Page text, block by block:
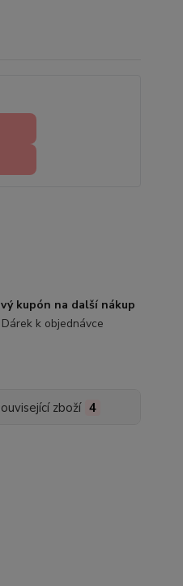
kupón na další nákup
Dárek k objednávce
zboží 4